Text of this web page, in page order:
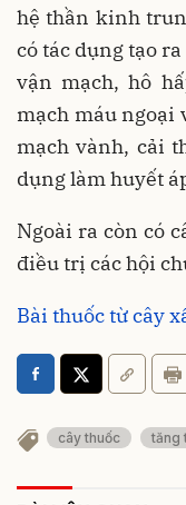
hệ thần kinh
có tác dụng tạo
vận mạch, hô
mạch máu ngoại
mạch vành, cải
dụng làm huyết
Ngoài ra còn có
điều trị các hội
Bài thuốc từ cây
cây thuốc tăng